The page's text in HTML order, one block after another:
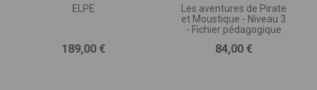
ELPE
Prix
189,00 €
Les aventures de Pirate
et Moustique - Niveau 3
- Fichier pédagogique
Prix
84,00 €